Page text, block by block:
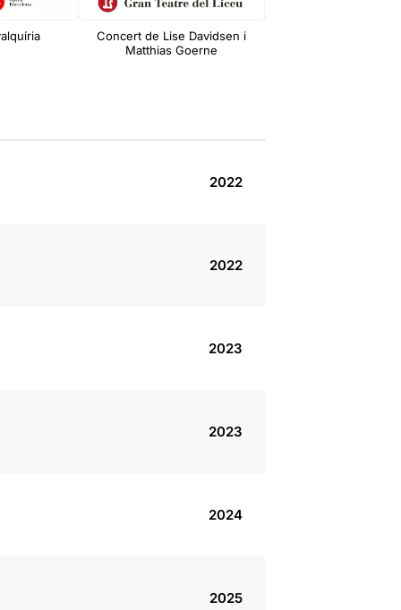
Concert de Lise Davidsen i
Matthias Goerne
2022
2022
2023
2023
2024
2025